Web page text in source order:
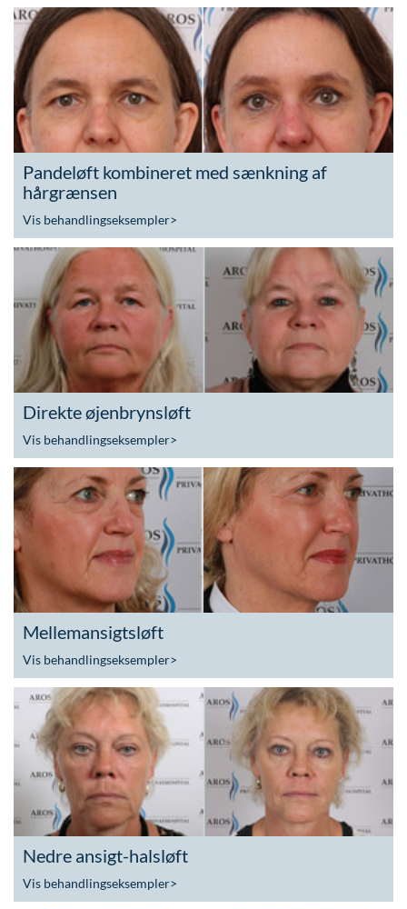
Pandeløft kombineret med sænkning af
hårgrænsen
Vis behandlingseksempler>
Direkte øjenbrynsløft
Vis behandlingseksempler>
Mellemansigtsløft
Vis behandlingseksempler>
Nedre ansigt-halsløft
Vis behandlingseksempler>